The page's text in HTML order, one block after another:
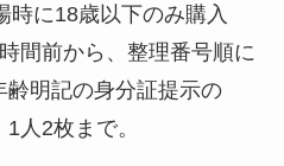
に18歳以下のみ購入
間前から、整理番号順に
齢明記の身分証提示の
人2枚まで。